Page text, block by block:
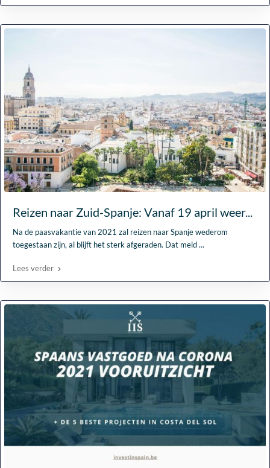
Reizen naar Zuid-Spanje: Vanaf 19 april weer...
Na de paasvakantie van 2021 zal reizen naar Spanje wederom
toegestaan zijn, al blijft het sterk afgeraden. Dat meld...
Lees verder